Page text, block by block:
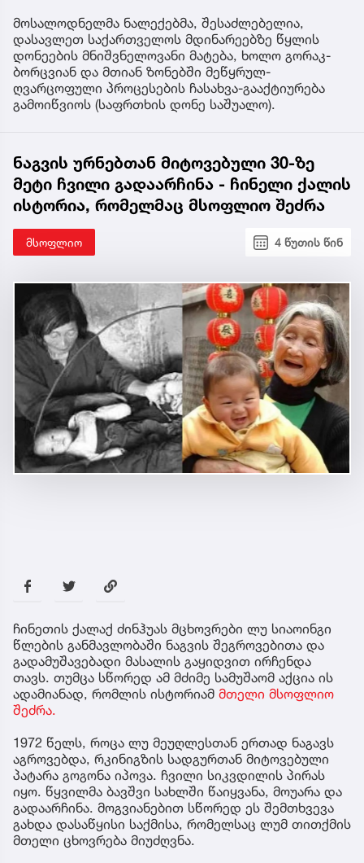
მოსალოდნელმა ნალექებმა, შესაძლებელია,
დასავლეთ საქართველოს მდინარეებზე წყლის
დონეების მნიშვნელოვანი მატება, ხოლო გორაკ-
ბორცვიან და მთიან ზონებში მეწყრულ-
ღვარცოფული პროცესების ჩასახვა-გააქტიურება
გამოიწვიოს (საფრთხის დონე საშუალო).
ნაგვის ურნებთან მიტოვებული 30-ზე
მეტი ჩვილი გადაარჩინა - ჩინელი ქალის
ისტორია, რომელმაც მსოფლიო შეძრა
მსოფლიო 4 წუთის წინ
ჩინეთის ქალაქ ძინჰუას მცხოვრები ლუ სიაოინგი
წლების განმავლობაში ნაგვის შეგროვებითა და
გადამუშავებადი მასალის გაყიდვით ირჩენდა
თავს. თუმცა სწორედ ამ მძიმე სამუშაომ აქცია ის
ადამიანად, რომლის ისტორიამ მთელი მსოფლიო
შეძრა.
1972 წელს, როცა ლუ მეუღლესთან ერთად ნაგავს
აგროვებდა, რკინიგზის სადგურთან მიტოვებული
პატარა გოგონა იპოვა. ჩვილი სიკვდილის პირას
იყო. წყვილმა ბავშვი სახლში წაიყვანა, მოუარა და
გადაარჩინა. მოგვიანებით სწორედ ეს შემთხვევა
გახდა დასაწყისი საქმისა, რომელსაც ლუმ თითქმის
მთელი ცხოვრება მიუძღვნა.